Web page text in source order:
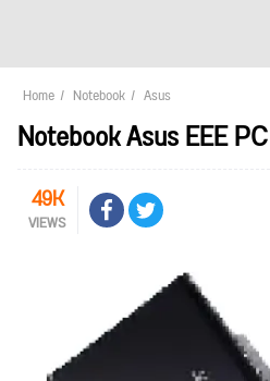
Home Notebook Asus
Notebook Asus EEE
49K
VIEWS